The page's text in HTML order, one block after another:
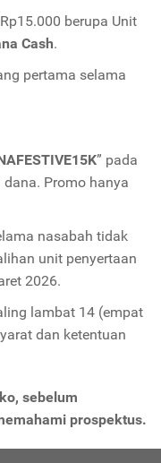
berupa Unit
Cash.
pertama selama
” pada
Promo hanya
nasabah tidak
unit penyertaan
2026.
lambat 14 (empat
dan ketentuan
sebelum
prospektus.